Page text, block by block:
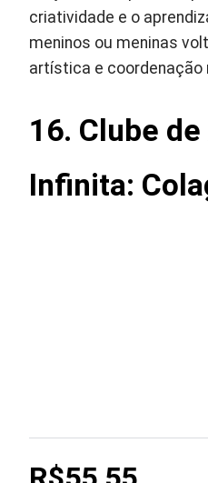
criatividade e o
meninos ou meninas
artística e coordenação
16. Clube
Infinita: